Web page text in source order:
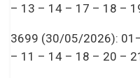
– 13 – 14 – 17 – 18 –
3699 (30/05/2026):
– 11 – 14 – 18 – 20 –